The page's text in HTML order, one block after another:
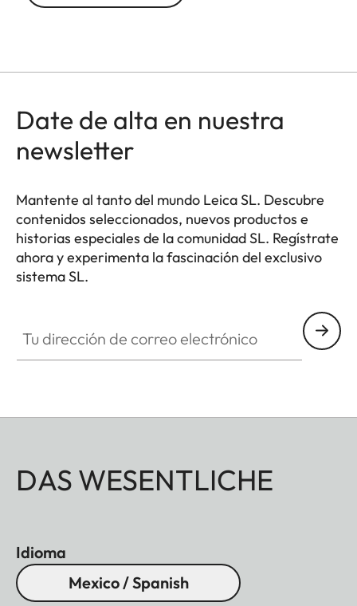
Date de alta en nuestra
newsletter
Mantente al tanto del mundo Leica SL. Descubre
contenidos seleccionados, nuevos productos e
historias especiales de la comunidad SL. Regístrate
ahora y experimenta la fascinación del exclusivo
sistema SL.
DAS WESENTLICHE
Idioma
Mexico / Spanish